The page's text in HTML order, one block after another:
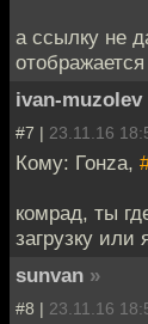
а ссылку не
ivan-muzolev
#7 | 23.11.16
Кому: Гонzа,
комрад, ты
загрузку или
sunvan »
#8 | 23.11.16